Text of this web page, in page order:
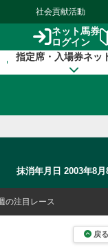
社会貢献活動
ネット馬券
ログイン
指定席・入場券ネッ
抹消年月日 2003年8月
の注目レース
戻る